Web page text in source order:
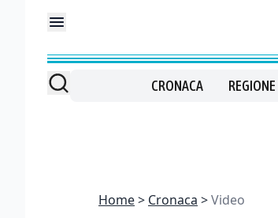
CRONACA REGIONE
Home Cronaca Video